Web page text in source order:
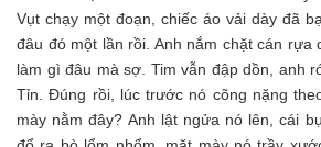
Vụt chạy một đoạn, chiếc áo vải dày đã
đâu đó một lần rồi. Anh nắm chặt cán rựa
làm gì đâu mà sợ. Tim vẫn đập dồn, anh
Tỉn. Đúng rồi, lúc trước nó cõng nặng
mày nằm đây? Anh lật ngửa nó lên, cái